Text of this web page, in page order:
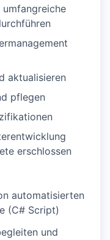
aktualisieren
pflegen
erschlossen
automatisierten
(C# Script)
und